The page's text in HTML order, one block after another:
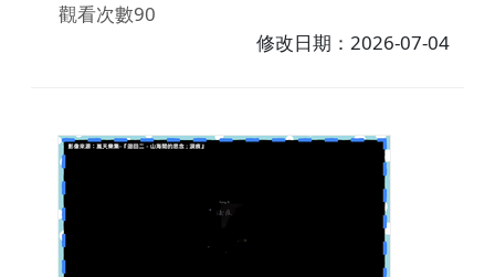
觀看次數90
修改日期：2026-07-04